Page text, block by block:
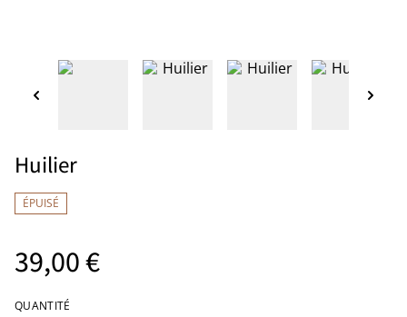
Huilier
ÉPUISÉ
39,00 €
QUANTITÉ